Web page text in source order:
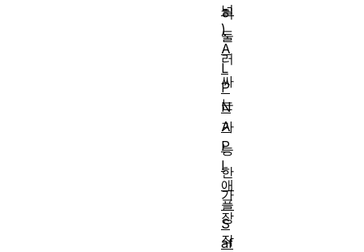
히
둘
러
싸
는
가
능
한
가
장
작
널
)
A
L
P
N
A
P
I
애
플
S
af